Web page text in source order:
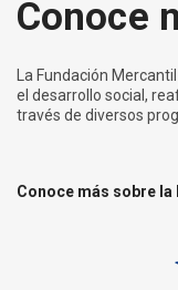
Conoce
La Fundación
el desarrollo social,
través de diversos
Conoce más sobre la